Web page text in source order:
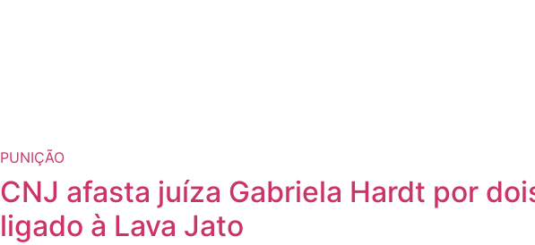
PUNIÇÃO
CNJ afasta juíza Gabriela Hardt por
ligado à Lava Jato